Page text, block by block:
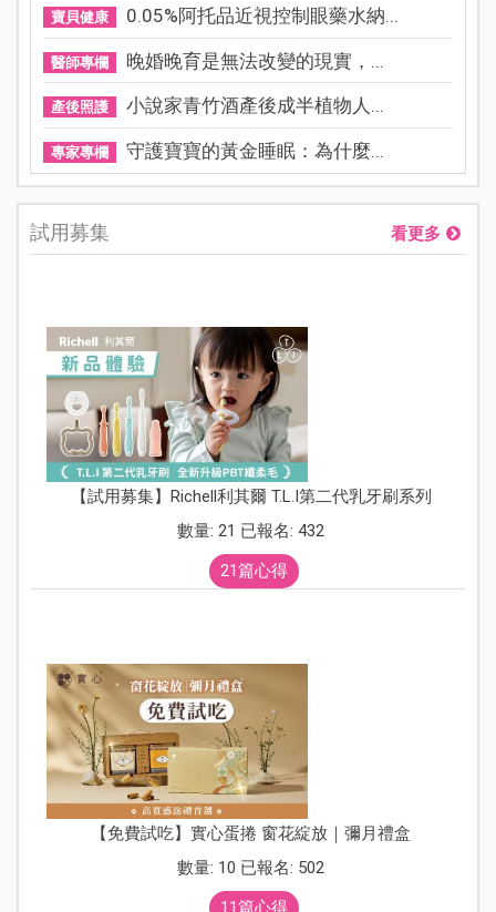
寶貝健康 0.05%阿托品近視控制眼藥水納...
醫師專欄 晚婚晚育是無法改變的現實，...
產後照護 小說家青竹酒產後成半植物人...
專家專欄 守護寶寶的黃金睡眠：為什麼...
試用募集 看更多
【試用募集】Richell利其爾 T.L.I第二代乳牙刷系列
數量: 21 已報名: 432
21篇心得
【免費試吃】實心蛋捲 窗花綻放｜彌月禮盒
數量: 10 已報名: 502
11篇心得